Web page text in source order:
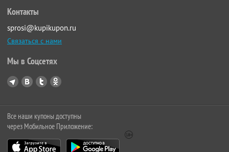
Контакты
sprosi@kupikupon.ru
Связаться с нами
Мы в Соцсетях
Все наши купоны доступны
через Мобильное Приложение: